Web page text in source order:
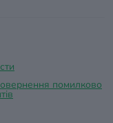
помилково